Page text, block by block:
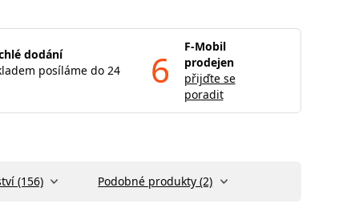
dodání
posíláme do 24
6
F-Mobil
prodejen
přijďte se
poradit
(156) Podobné produkty (2)